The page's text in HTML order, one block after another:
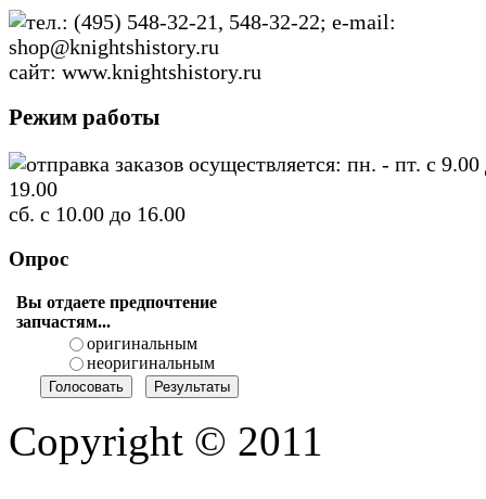
тел.: (495) 548-32-21, 548-32-22; e-mail:
shop@knightshistory.ru
сайт: www.knightshistory.ru
Режим работы
отправка заказов осуществляется: пн. - пт. с 9.00
19.00
сб. с 10.00 до 16.00
Опрос
Вы отдаете предпочтение
запчастям...
оригинальным
неоригинальным
Copyright © 2011